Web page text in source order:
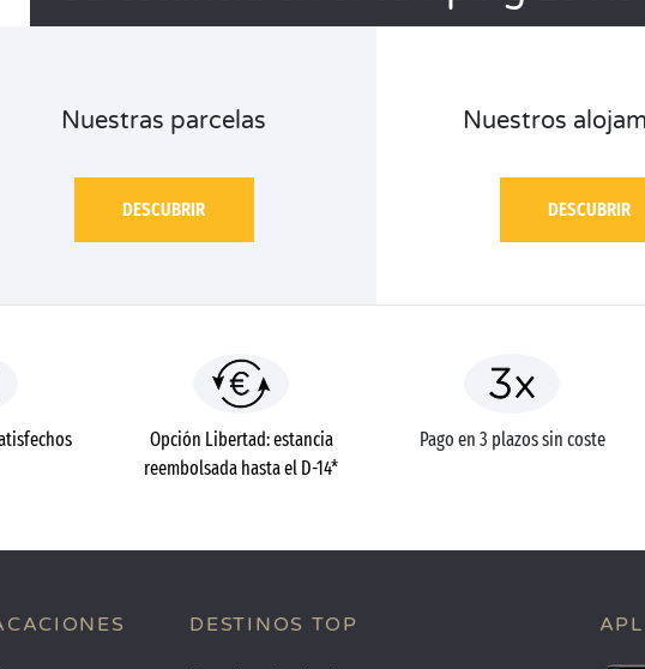
Nuestras parcelas
DESCUBRIR
Nuestros
DESCUBRIR
Opción Libertad: estancia
reembolsada hasta el D-14*
Pago en 3 plazos sin coste
DESTINOS TOP